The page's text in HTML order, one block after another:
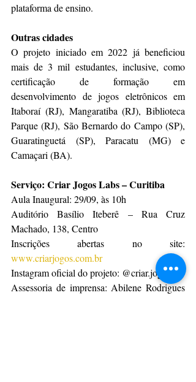
plataforma de ensino.
Outras cidades
O projeto iniciado em 2022 já beneficiou
mais de 3 mil estudantes, inclusive, como
certificação de formação em
desenvolvimento de jogos eletrônicos em
Itaboraí (RJ), Mangaratiba (RJ), Biblioteca
Parque (RJ), São Bernardo do Campo (SP),
Guaratinguetá (SP), Paracatu (MG) e
Camaçari (BA).
Serviço: Criar Jogos Labs – Curitiba
Aula Inaugural: 29/09, às 10h
Auditório Basílio Iteberê – Rua Cruz
Machado, 138, Centro
www.criarjogos.com.br
Instagram oficial do projeto: @criar.jogos
Assessoria de imprensa: Abilene Rodrigues